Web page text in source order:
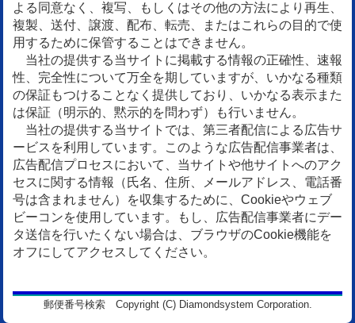
よる同意なく、複写、もしくはその他の方法により再生、
複製、送付、譲渡、配布、転売、またはこれらの目的で使
用するために保管することはできません。
当社の提供する当サイトに掲載する情報の正確性、速報
性、完全性について万全を期していますが、いかなる種類
の保証もつけることなく提供しており、いかなる表示また
は保証（明示的、黙示的を問わず）も行いません。
当社の提供する当サイトでは、第三者配信による広告サ
ービスを利用しています。このような広告配信事業者は、
広告配信プロセスにおいて、当サイトや他サイトへのアク
セスに関する情報（氏名、住所、メールアドレス、電話番
号は含まれません）を収集するために、Cookieやウェブ
ビーコンを使用しています。もし、広告配信事業者にデー
タ送信を行いたくない場合は、ブラウザのCookie機能を
オフにしてアクセスしてください。
郵便番号検索 Copyright (C) Diamondsystem Corporation.